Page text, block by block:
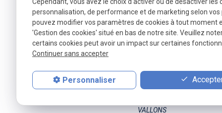
pompe à chaleur air-air (ou climatisation réversible)
marque MIDEA, pour un confort durable tout l'été.
Nous sommes sur un produit qui a un excellent
qualité versus prix. La climatisation réversible
une solution proposée par Ajjy Concept à Pertuis
Conçue avec une unité intérieure et une unité
extérieure comme toutes les pompes à chaleur (PAC)
fraicheur l'été, et en chauffage l'hiver. C'est une
8 Zac de la Haute Bedoule
VALLONS
personnalisation, de performance et de marketing selon vos
pouvez modifier vos paramètres de cookies à tout moment
'Gestion des cookies' situé en bas de notre site. Veuillez
certains cookies peut avoir un impact sur certaines
Continuer sans accepter
Personnaliser